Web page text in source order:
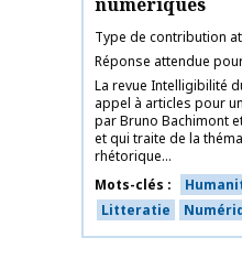
Type de contribution
Réponse attendue
La revue Intelligibilité
appel à articles pour
par Bruno Bachimont
et qui traite de la
rhétorique...
Mots-clés
Litteratie